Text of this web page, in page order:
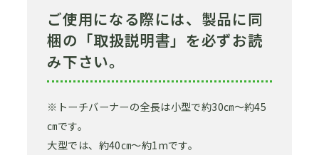
ご使用になる際には、製品に同
梱の「取扱説明書」を必ずお読
み下さい。
※トーチバーナーの全長は小型で約30㎝～約45
㎝です。
大型では、約40㎝～約1mです。